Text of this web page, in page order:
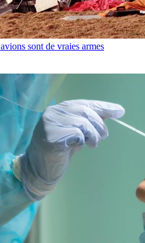
sont de vraies armes